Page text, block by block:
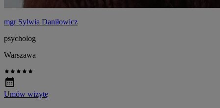
mgr Sylwia Daniłowicz
psycholog
Warszawa
Umów wizytę